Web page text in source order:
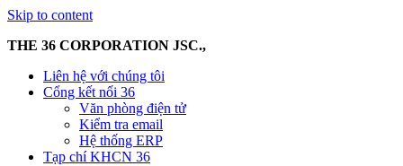
Skip to content
THE 36 CORPORATION JSC.,
Liên hệ với chúng tôi
Cổng kết nối 36
Văn phòng điện tử
Kiểm tra email
Hệ thống ERP
Tạp chí KHCN 36